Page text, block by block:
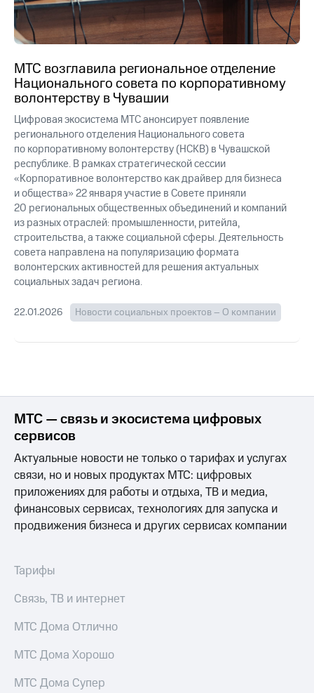
МТС возглавила региональное отделение
Национального совета по корпоративному
волонтерству в Чувашии
Цифровая экосистема МТС анонсирует появление
регионального отделения Национального совета
по корпоративному волонтерству (НСКВ) в Чувашской
республике. В рамках стратегической сессии
«Корпоративное волонтерство как драйвер для бизнеса
и общества» 22 января участие в Совете приняли
20 региональных общественных объединений и компаний
из разных отраслей: промышленности, ритейла,
строительства, а также социальной сферы. Деятельность
совета направлена на популяризацию формата
волонтерских активностей для решения актуальных
социальных задач региона.
22.01.2026 Новости социальных проектов – О компании
МТС — связь и экосистема цифровых
сервисов
Актуальные новости не только о тарифах и услугах
связи, но и новых продуктах МТС: цифровых
приложениях для работы и отдыха, ТВ и медиа,
финансовых сервисах, технологиях для запуска и
продвижения бизнеса и других сервисах компании
Тарифы
Связь, ТВ и интернет
МТС Дома Отлично
МТС Дома Хорошо
МТС Дома Супер